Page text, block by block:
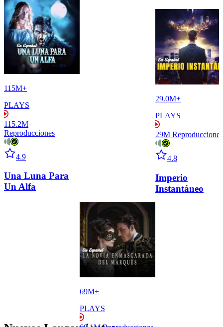
29.0M+
PLAYS
29M Reproducciones
4.8
Imperio
Instantáneo
115M+
PLAYS
115.2M
Reproducciones
4.9
Una Luna Para
Un Alfa
69M+
PLAYS